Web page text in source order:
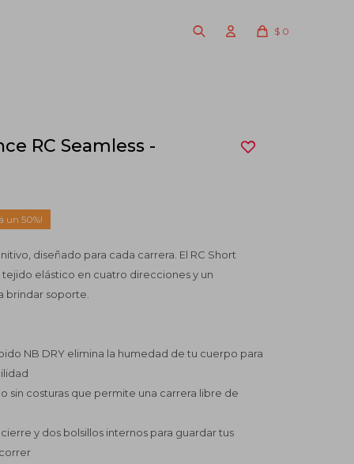
$ 0
RC Seamless -
50
diseñado para cada carrera. El RC Short
elástico en cuatro direcciones y un
brindar soporte.
NB DRY elimina la humedad de tu cuerpo para
sin costuras que permite una carrera libre de
y dos bolsillos internos para guardar tus